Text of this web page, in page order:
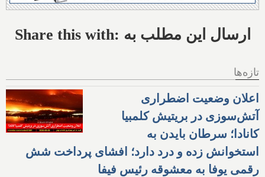
Share this with: ارسال این مطلب به
تازه‌ها
اعلان وضعیت اضطراری
آتش‌سوزی در بریتیش کلمبیا
کانادا؛ سرطان بایدن به
استخوانش زده و درد دارد؛ افشای پرداخت شش
رقمی یوفا به معشوقه رئیس فیفا